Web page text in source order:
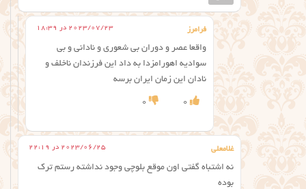
فرامرز 2023/07/23 در 18:39
واقعا عصر و دوران بی شعوری و نادانی و بی
سوادیه اهورامزدا به داد این فرزندان ناخلف و
نادان این زمان ایران برسه
0
0
غلامعلی 2023/06/25 در 22:19
نه اشتباه گفتی اون موقع بلوچی وجود نداشته رستم ترک
بوده